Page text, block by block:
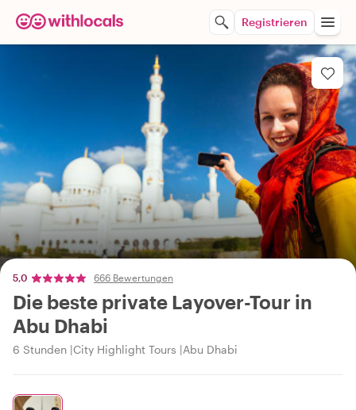
Registrieren
5,0 666 Bewertungen
Die beste private Layover-Tour in
Abu Dhabi
6 Stunden City Highlight Tours Abu Dhabi